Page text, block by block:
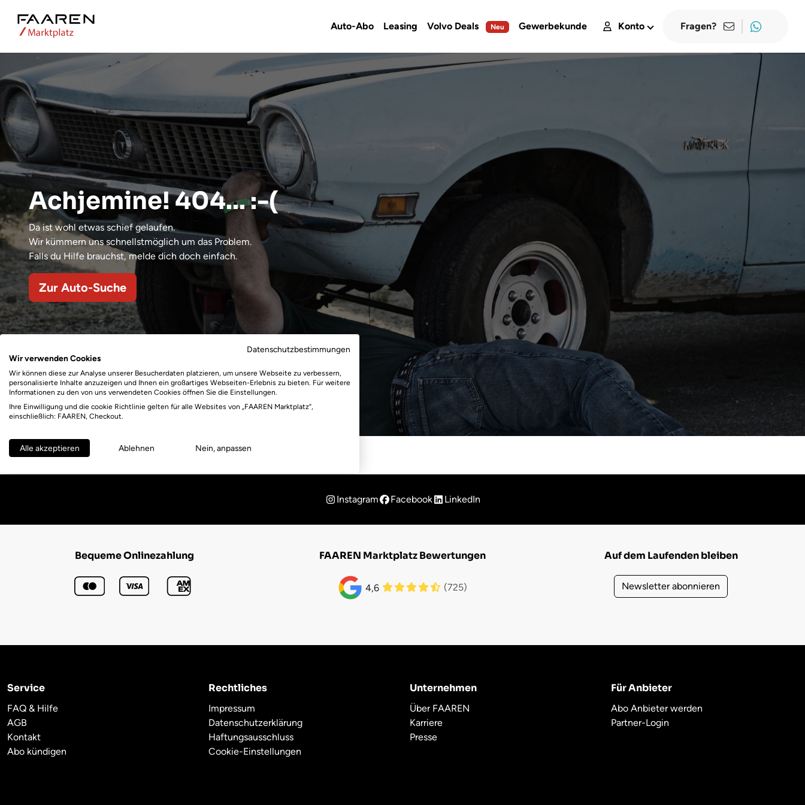
Auto-Abo Leasing Volvo Deals Neu Gewerbekunde Konto Fragen?
Achjemine! 404... :-(
Da ist wohl etwas schief gelaufen.
Wir kümmern uns schnellstmöglich um das Problem.
Falls du Hilfe brauchst, melde dich doch einfach.
Zur Auto-Suche
Instagram Facebook LinkedIn
Bequeme Onlinezahlung FAAREN Marktplatz Bewertungen
4,6 (725)
Auf dem Laufenden bleiben
Newsletter abonnieren
Service
FAQ & Hilfe
AGB
Kontakt
Abo kündigen
Rechtliches
Impressum
Datenschutzerklärung
Haftungsausschluss
Cookie-Einstellungen
Unternehmen
Über FAAREN
Karriere
Presse
Für Anbieter
Abo Anbieter werden
Partner-Login
Datenschutzbestimmungen
Wir verwenden Cookies
Wir können diese zur Analyse unserer Besucherdaten platzieren, um unsere Webseite zu verbessern,
personalisierte Inhalte anzuzeigen und Ihnen ein großartiges Webseiten-Erlebnis zu bieten. Für weitere
Informationen zu den von uns verwendeten Cookies öffnen Sie die Einstellungen.
Ihre Einwilligung und die cookie Richtlinie gelten für alle Websites von „FAAREN Marktplatz“,
einschließlich: FAAREN, Checkout.
Alle akzeptieren Ablehnen Nein, anpassen